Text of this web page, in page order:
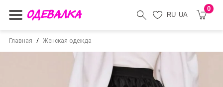
RU UA
0
Главная Женская одежда